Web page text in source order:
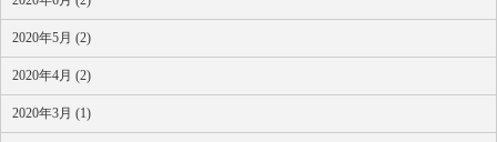
2020年5月 (2)
2020年4月 (2)
2020年3月 (1)